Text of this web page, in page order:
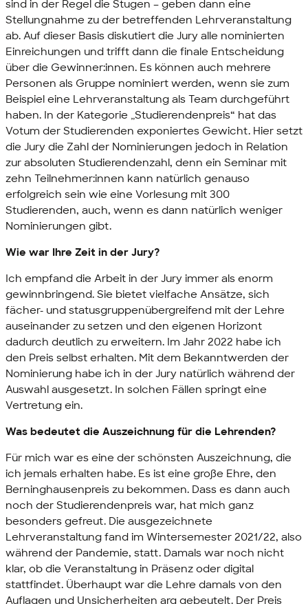
sind in der Regel die Stugen – geben dann eine
Stellungnahme zu der betreffenden Lehrveranstaltung
ab. Auf dieser Basis diskutiert die Jury alle nominierten
Einreichungen und trifft dann die finale Entscheidung
über die Gewinner:innen. Es können auch mehrere
Personen als Gruppe nominiert werden, wenn sie zum
Beispiel eine Lehrveranstaltung als Team durchgeführt
haben. In der Kategorie „Studierendenpreis“ hat das
Votum der Studierenden exponiertes Gewicht. Hier setzt
die Jury die Zahl der Nominierungen jedoch in Relation
zur absoluten Studierendenzahl, denn ein Seminar mit
zehn Teilnehmer:innen kann natürlich genauso
erfolgreich sein wie eine Vorlesung mit 300
Studierenden, auch, wenn es dann natürlich weniger
Nominierungen gibt.
Wie war Ihre Zeit in der Jury?
Ich empfand die Arbeit in der Jury immer als enorm
gewinnbringend. Sie bietet vielfache Ansätze, sich
fächer- und statusgruppenübergreifend mit der Lehre
auseinander zu setzen und den eigenen Horizont
dadurch deutlich zu erweitern. Im Jahr 2022 habe ich
den Preis selbst erhalten. Mit dem Bekanntwerden der
Nominierung habe ich in der Jury natürlich während der
Auswahl ausgesetzt. In solchen Fällen springt eine
Vertretung ein.
Was bedeutet die Auszeichnung für die Lehrenden?
Für mich war es eine der schönsten Auszeichnung, die
ich jemals erhalten habe. Es ist eine große Ehre, den
Berninghausenpreis zu bekommen. Dass es dann auch
noch der Studierendenpreis war, hat mich ganz
besonders gefreut. Die ausgezeichnete
Lehrveranstaltung fand im Wintersemester 2021/22, also
während der Pandemie, statt. Damals war noch nicht
klar, ob die Veranstaltung in Präsenz oder digital
stattfindet. Überhaupt war die Lehre damals von den
Auflagen und Unsicherheiten arg gebeutelt. Der Preis